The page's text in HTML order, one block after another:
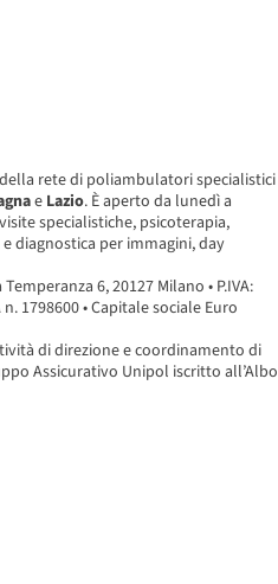
rete di poliambulatori specialistici
e Lazio. È aperto da lunedì a
specialistiche, psicoterapia,
diagnostica per immagini, day
6, 20127 Milano • P.IVA:
n. 1798600 • Capitale sociale Euro
di direzione e coordinamento di
Assicurativo Unipol iscritto all’Albo